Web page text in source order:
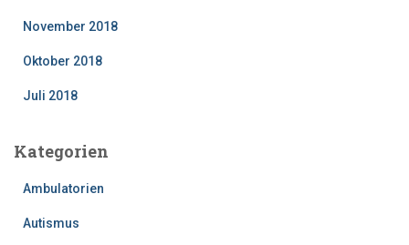
November 2018
Oktober 2018
Juli 2018
Kategorien
Ambulatorien
Autismus